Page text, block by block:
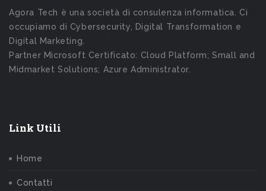
Agora Tech è una società di consulenza informatica. Ci
occupiamo di Cybersecurity, Digital Transformation e
Digital Marketing.
Partner Microsoft Certificato: Cloud Platform; Small and
Midmarket Solutions; Azure Administrator.
Link Utili
Home
Contatti